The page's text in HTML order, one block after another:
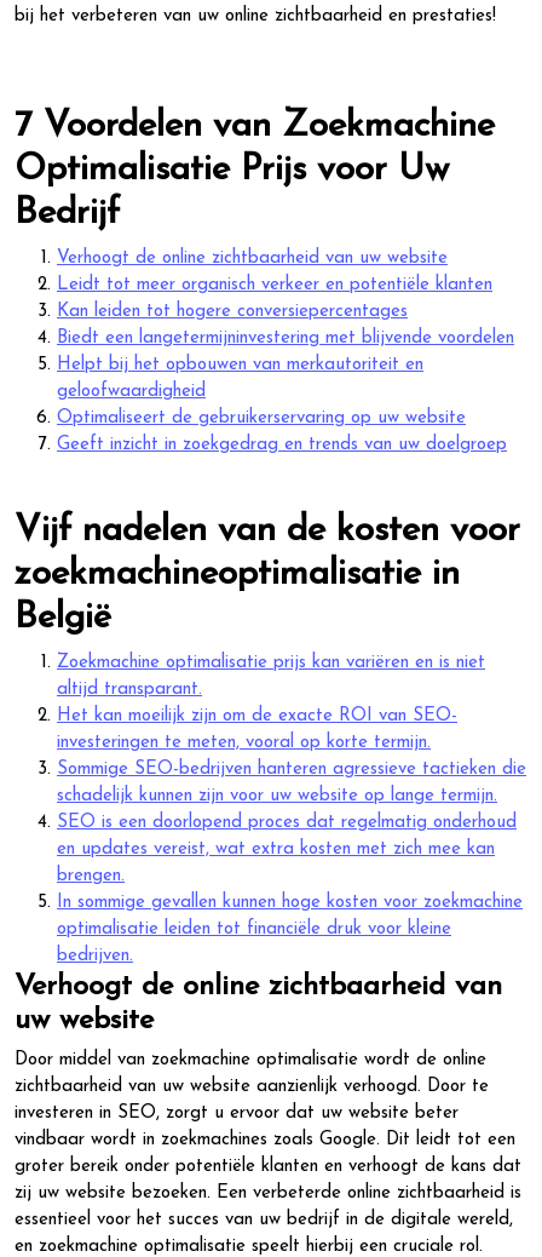
bij het verbeteren van uw online zichtbaarheid en prestaties!
7 Voordelen van Zoekmachine
Optimalisatie Prijs voor Uw
Bedrijf
Verhoogt de online zichtbaarheid van uw website
Leidt tot meer organisch verkeer en potentiële klanten
Kan leiden tot hogere conversiepercentages
Biedt een langetermijninvestering met blijvende voordelen
Helpt bij het opbouwen van merkautoriteit en
geloofwaardigheid
Optimaliseert de gebruikerservaring op uw website
Geeft inzicht in zoekgedrag en trends van uw doelgroep
Vijf nadelen van de kosten voor
zoekmachineoptimalisatie in
België
Zoekmachine optimalisatie prijs kan variëren en is niet
altijd transparant.
Het kan moeilijk zijn om de exacte ROI van SEO-
investeringen te meten, vooral op korte termijn.
Sommige SEO-bedrijven hanteren agressieve tactieken die
schadelijk kunnen zijn voor uw website op lange termijn.
SEO is een doorlopend proces dat regelmatig onderhoud
en updates vereist, wat extra kosten met zich mee kan
brengen.
In sommige gevallen kunnen hoge kosten voor zoekmachine
optimalisatie leiden tot financiële druk voor kleine
bedrijven.
Verhoogt de online zichtbaarheid van
uw website
Door middel van zoekmachine optimalisatie wordt de online
zichtbaarheid van uw website aanzienlijk verhoogd. Door te
investeren in SEO, zorgt u ervoor dat uw website beter
vindbaar wordt in zoekmachines zoals Google. Dit leidt tot een
groter bereik onder potentiële klanten en verhoogt de kans dat
zij uw website bezoeken. Een verbeterde online zichtbaarheid is
essentieel voor het succes van uw bedrijf in de digitale wereld,
en zoekmachine optimalisatie speelt hierbij een cruciale rol.